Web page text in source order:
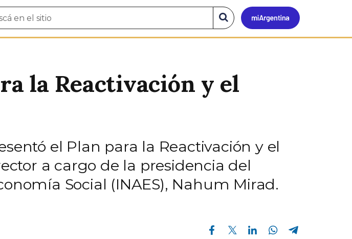
Mi
Buscar
en
el
la Reactivación y el
el Plan para la Reactivación y el
a cargo de la presidencia del
Social (INAES), Nahum Mirad.
Compartir en Facebook Compartir en Twitter Compartir en Linkedin Compartir en Whatsapp